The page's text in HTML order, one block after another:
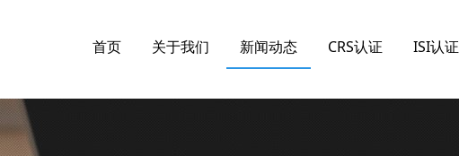
首页 关于我们 新闻动态 CRS认证 ISI认证